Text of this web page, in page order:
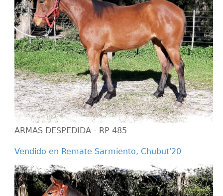
ARMAS DESPEDIDA - RP 485
Vendido en Remate Sarmiento, Chubut'20